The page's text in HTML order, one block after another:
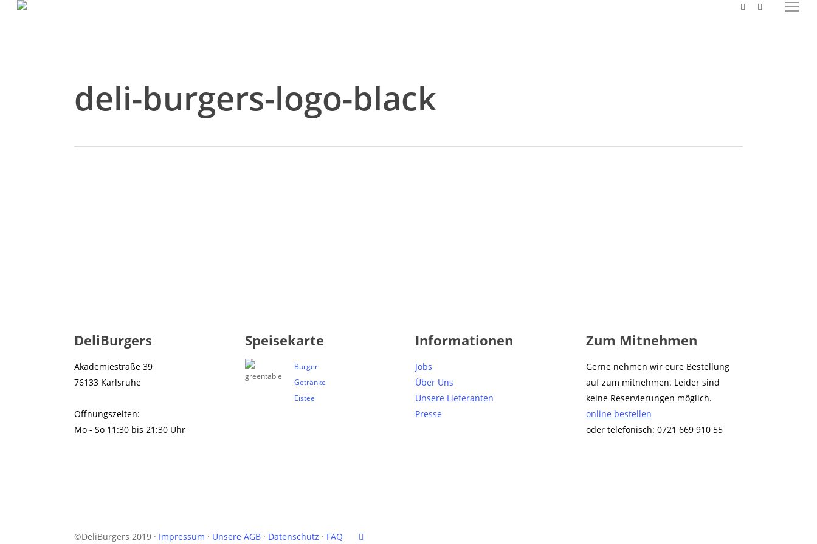
Menu
facebookinstagram
deli-burgers-logo-black
DeliBurgers
Akademiestraße 39
76133 Karlsruhe
Öffnungszeiten:
Mo - So 11:30 bis 21:30 Uhr
Speisekarte
Burger
Getränke
Eistee
Informationen
Jobs
Über Uns
Unsere Lieferanten
Presse
Zum Mitnehmen
Gerne nehmen wir eure Bestellung
auf zum mitnehmen. Leider sind
keine Reservierungen möglich.
online bestellen
oder telefonisch: 0721 669 910 55
©DeliBurgers 2019 · Impressum · Unsere AGB · Datenschutz · FAQ facebook